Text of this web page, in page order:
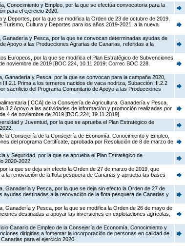
Conocimiento y Empleo, por la que se efectúa convocatoria para la
para el ejercicio 2020.
Deportes, por la que se modifica la Orden de 23 de octubre de 2019,
Cultura y Deportes para los años 2019-2021, a la nueva
y Pesca, por la que se convocan determinadas ayudas de
Apoyo a las Producciones Agrarias de Canarias, referidas a la
Europeos, por la que se modifica el Plan Estratégico de Subvenciones
noviembre de 2019 [BOC 224, 10.11.2019; Correc BOC 228,
Ganadería y Pesca, por la que se convocan para la campaña 2020,
Prima a los terneros nacidos de vaca nodriza, Subacción III.2.2
sacrificio del Programa Comunitario de Apoyo a las Producciones
[ICCA] de la Consejería de Agricultura, Ganadería y Pesca,
3.2 Apoyo a las actividades de información y promoción realizadas por
4 de noviembre de 2019 [BOC 224, 19.11.2019]
y Juventud, por la que se aprueba el Plan Estratégico de
la Consejería de la Consejería de Economía, Conocimiento y Empleo,
del programa Certifícate, aprobada por Resolución de 8 de marzo de
y Seguridad, por la que se aprueba el Plan Estratégico de
2020-2022.
la que se deja sin efecto la Orden de 27 de marzo de 2019, que
la renovación de la flota pesquera de Canarias y aprueba las bases
Ganadería y Pesca, por la que se deja sin efecto la Orden de 27 de
destinadas a la renovación de la flota pesquera de Canarias y
Ganadería y Pesca, por la que se modifica la Orden de 26 de mayo de
destinadas a apoyar las inversiones en explotaciones agrícolas,
Canario de Empleo de la Consejería de Economía, Conocimiento y
dirigidas a fomentar la incorporación de personas en calidad de
para el ejercicio 2020.